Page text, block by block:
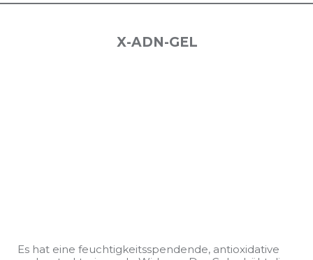
X-ADN-GEL
Es hat eine feuchtigkeitsspendende, antioxidative